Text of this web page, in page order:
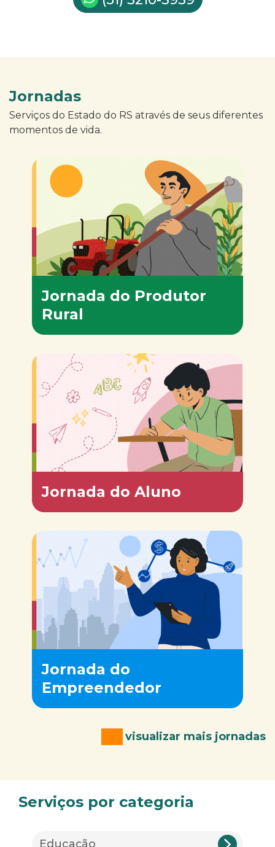
Jornadas
Serviços do Estado do RS através de seus diferentes
momentos de vida.
Jornada do Produtor
Rural
Jornada do Aluno
Jornada do
Empreendedor
visualizar mais jornadas
Serviços por categoria
Educação